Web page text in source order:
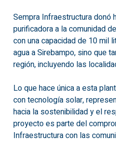
Sempra Infraestructura donó
purificadora a la comunidad
con una capacidad de 10 mil
agua a Sirebampo, sino que
región, incluyendo las
Lo que hace única a esta
con tecnología solar,
hacia la sostenibilidad y el
proyecto es parte del
Infraestructura con las